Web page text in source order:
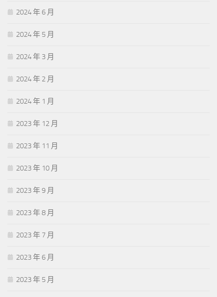
2024 年 6 月
2024 年 5 月
2024 年 3 月
2024 年 2 月
2024 年 1 月
2023 年 12 月
2023 年 11 月
2023 年 10 月
2023 年 9 月
2023 年 8 月
2023 年 7 月
2023 年 6 月
2023 年 5 月